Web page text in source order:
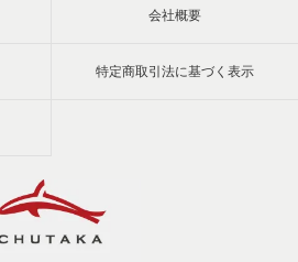
会社概要
特定商取引法に基づく表示